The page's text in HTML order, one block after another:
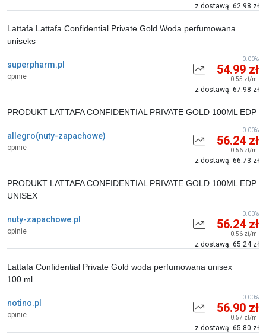
z dostawą: 62.98 zł
superpharm.pl
opinie
Lattafa Lattafa Confidential Private Gold Woda perfumowana
uniseks
54.99 zł
0.55 zł/ml
z dostawą: 67.98 zł
0.00%
allegro(nuty-zapachowe)
opinie
PRODUKT LATTAFA CONFIDENTIAL PRIVATE GOLD 100ML EDP
56.24 zł
0.56 zł/ml
z dostawą: 66.73 zł
0.00%
nuty-zapachowe.pl
opinie
PRODUKT LATTAFA CONFIDENTIAL PRIVATE GOLD 100ML EDP
UNISEX
56.24 zł
0.56 zł/ml
z dostawą: 65.24 zł
0.00%
notino.pl
opinie
Lattafa Confidential Private Gold woda perfumowana unisex
100 ml
56.90 zł
0.57 zł/ml
z dostawą: 65.80 zł
0.00%